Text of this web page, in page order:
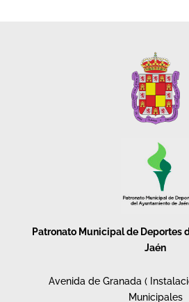
Patronato Municipal de Deportes
Jaén
Avenida de Granada (
Municipales